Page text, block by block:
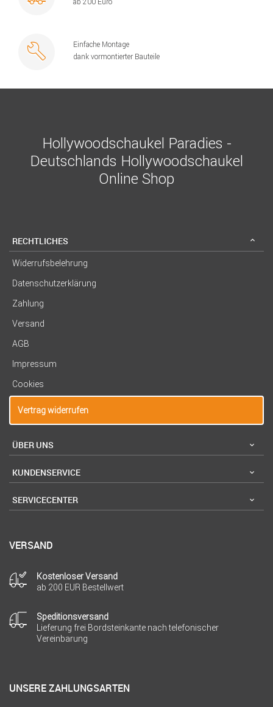
Einfache Montage
dank vormontierter Bauteile
Hollywoodschaukel Paradies -
Deutschlands Hollywoodschaukel
Online Shop
RECHTLICHES
Widerrufsbelehrung
Datenschutzerklärung
Zahlung
Versand
AGB
Impressum
Cookies
Vertrag widerrufen
ÜBER UNS
KUNDENSERVICE
SERVICECENTER
VERSAND
Kostenloser Versand
ab 200 EUR Bestellwert
Speditionsversand
Lieferung frei Bordsteinkante nach telefonischer
Vereinbarung
UNSERE ZAHLUNGSARTEN